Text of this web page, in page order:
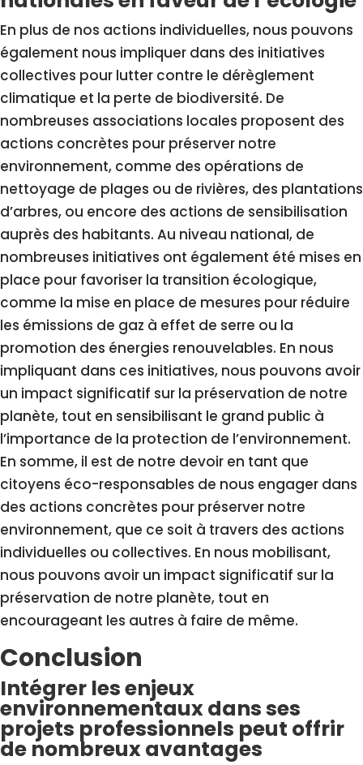
En plus de nos actions individuelles, nous pouvons
également nous impliquer dans des initiatives
collectives pour lutter contre le dérèglement
climatique et la perte de biodiversité. De
nombreuses associations locales proposent des
actions concrètes pour préserver notre
environnement, comme des opérations de
nettoyage de plages ou de rivières, des plantations
d’arbres, ou encore des actions de sensibilisation
auprès des habitants. Au niveau national, de
nombreuses initiatives ont également été mises en
place pour favoriser la transition écologique,
comme la mise en place de mesures pour réduire
les émissions de gaz à effet de serre ou la
promotion des énergies renouvelables. En nous
impliquant dans ces initiatives, nous pouvons avoir
un impact significatif sur la préservation de notre
planète, tout en sensibilisant le grand public à
l’importance de la protection de l’environnement.
En somme, il est de notre devoir en tant que
citoyens éco-responsables de nous engager dans
des actions concrètes pour préserver notre
environnement, que ce soit à travers des actions
individuelles ou collectives. En nous mobilisant,
nous pouvons avoir un impact significatif sur la
préservation de notre planète, tout en
encourageant les autres à faire de même.
Conclusion
Intégrer les enjeux
environnementaux dans ses
projets professionnels peut offrir
de nombreux avantages